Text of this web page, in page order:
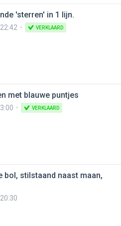
'sterren' in 1 lijn.
22:42 VERKLAARD
met blauwe puntjes
3:00 VERKLAARD
bol, stilstaand naast maan,
20:30